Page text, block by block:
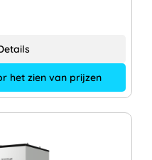
het zien van prijzen